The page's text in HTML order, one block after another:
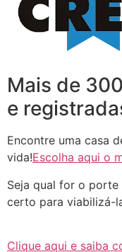
Mais de
e
Encontre uma casa
vida!Escolha aqui o
Seja qual for o
certo para viabilizá-
Clique aqui e saiba